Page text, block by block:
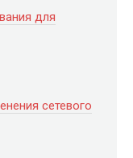
для
сетевого